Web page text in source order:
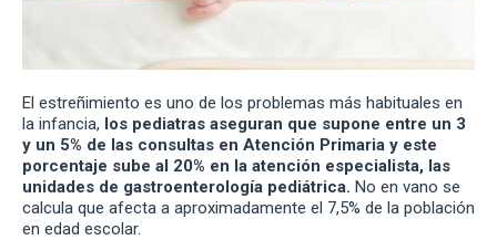
El estreñimiento es uno de los problemas más habituales en
la infancia, los pediatras aseguran que supone entre un 3
y un 5% de las consultas en Atención Primaria y este
porcentaje sube al 20% en la atención especialista, las
unidades de gastroenterología pediátrica. No en vano se
calcula que afecta a aproximadamente el 7,5% de la población
en edad escolar.